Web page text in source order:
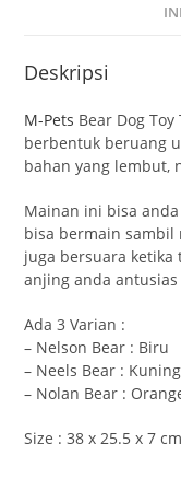
Deskripsi
M-Pets Bear Dog
berbentuk beruang
bahan yang lembut,
Mainan ini bisa
bisa bermain
juga bersuara ketika
anjing anda
Ada 3 Varian :
– Nelson Bear : Biru
– Neels Bear : Kuning
– Nolan Bear :
Size : 38 x 25.5 x 7 cm